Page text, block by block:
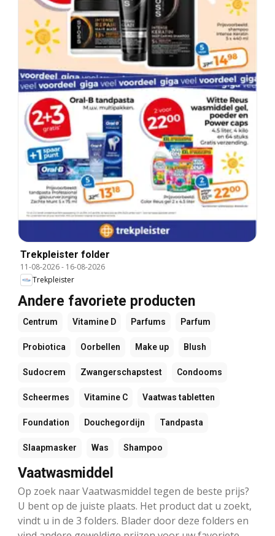
Trekpleister folder
11-08-2026- 16-08-2026
Trekpleister
Andere favoriete producten
Centrum Vitamine D Parfums Parfum
Probiotica Oorbellen Make up Blush
Sudocrem Zwangerschapstest Condooms
Scheermes Vitamine C Vaatwas tabletten
Foundation Douchegordijn Tandpasta
Slaapmasker Was Shampoo
Vaatwasmiddel
Op zoek naar Vaatwasmiddel tegen de beste prijs?
U bent op de juiste plaats. Het product dat u zoekt,
vindt u in de 3 folders. Blader door deze folders en